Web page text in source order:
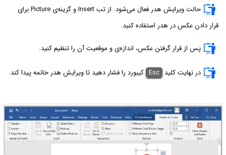
حالت ویرایش هدر فعال می‌شود. از تب Insert و گزینه‌ی Picture برای
قرار دادن عکس در هدر استفاده کنید.
پس از قرار گرفتن عکس، اندازه‌ی و موقعیت آن را تنظیم کنید.
در نهایت کلید Esc کیبورد را فشار دهید تا ویرایش هدر خاتمه پیدا کند.